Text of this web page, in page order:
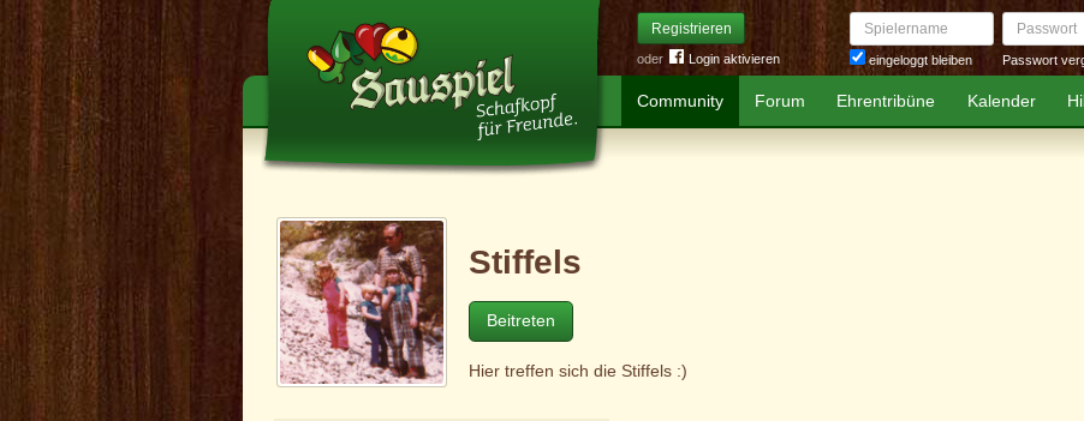
Registrieren
oder Login aktivieren
Spielername
eingeloggt bleiben
Passwort
Passwort
Community Forum Ehrentribüne Kalender
Stiffels
Beitreten
Hier treffen sich die Stiffels :)